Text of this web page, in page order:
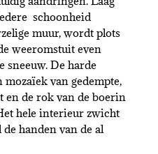
schoonheid
muur, wordt plots
weeromstuit even
sneeuw. De harde
van gedempte,
en de rok van de boerin
hele interieur zwicht
handen van de al